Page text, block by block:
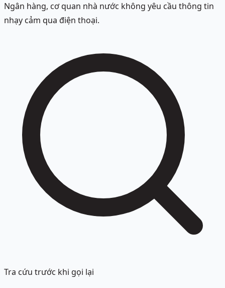
Ngân hàng, cơ quan nhà nước không yêu cầu thông tin
nhạy cảm qua điện thoại.
Tra cứu trước khi gọi lại